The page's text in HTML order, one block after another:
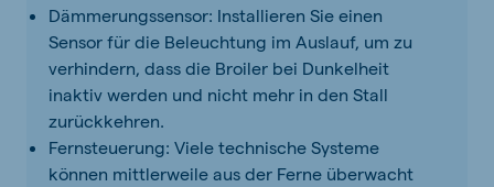
Dämmerungssensor: Installieren Sie einen
Sensor für die Beleuchtung im Auslauf, um zu
verhindern, dass die Broiler bei Dunkelheit
inaktiv werden und nicht mehr in den Stall
zurückkehren.
Fernsteuerung: Viele technische Systeme
können mittlerweile aus der Ferne überwacht